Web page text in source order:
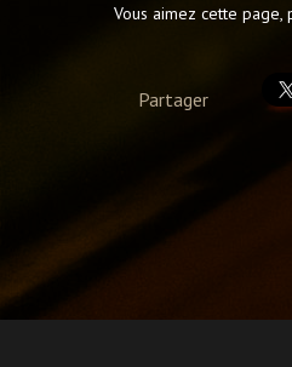
Vous aimez cette
Partager